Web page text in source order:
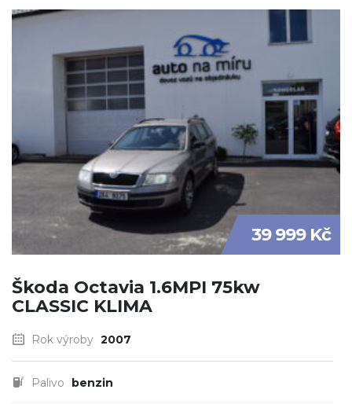
39 999 Kč
Škoda Octavia 1.6MPI 75kw
CLASSIC KLIMA
Rok výroby 2007
Palivo benzin